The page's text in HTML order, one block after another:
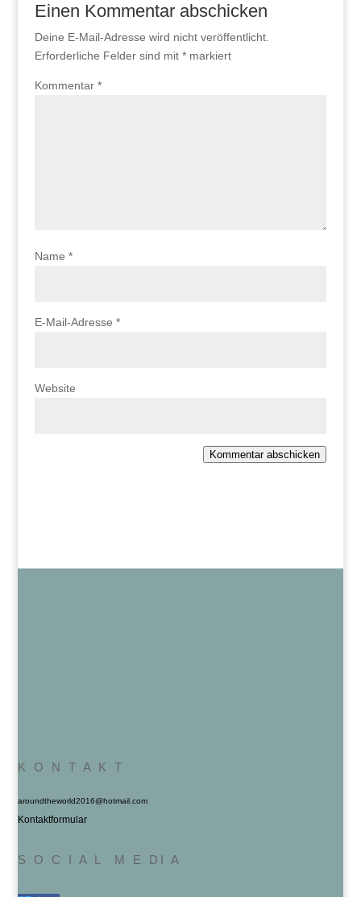
Einen Kommentar abschicken
Deine E-Mail-Adresse wird nicht veröffentlicht.
Erforderliche Felder sind mit *markiert
Kommentar *
Name *
E-Mail-Adresse *
Website
Kommentar abschicken
K O N T A K T
aroundtheworld2016@hotmail.com
Kontaktformular
S O C I A L M E DI A